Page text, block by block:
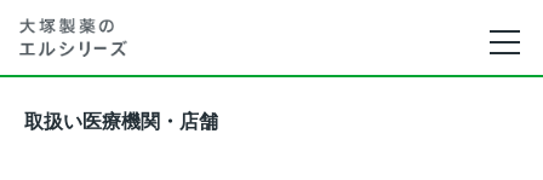
取扱い医療機関・店舗